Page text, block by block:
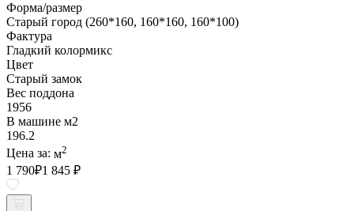
Форма/размер
Старый город (260*160, 160*160, 160*100)
Фактура
Гладкий колормикс
Цвет
Старый замок
Вес поддона
1956
В машине м2
196.2
Цена за: м2
1 790₽1 845 ₽